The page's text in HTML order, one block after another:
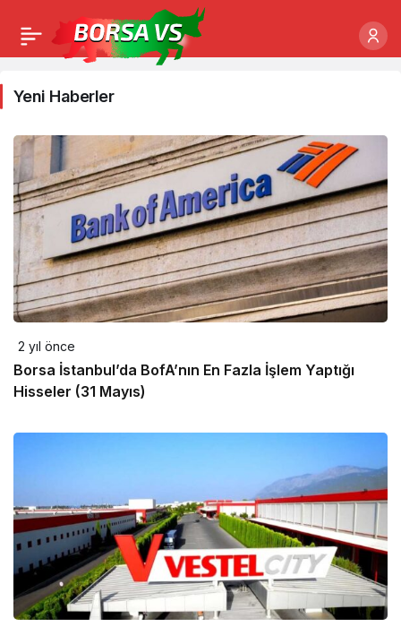
Yeni Haberler
2 yıl önce
Borsa İstanbul’da BofA’nın En Fazla İşlem Yaptığı
Hisseler (31 Mayıs)